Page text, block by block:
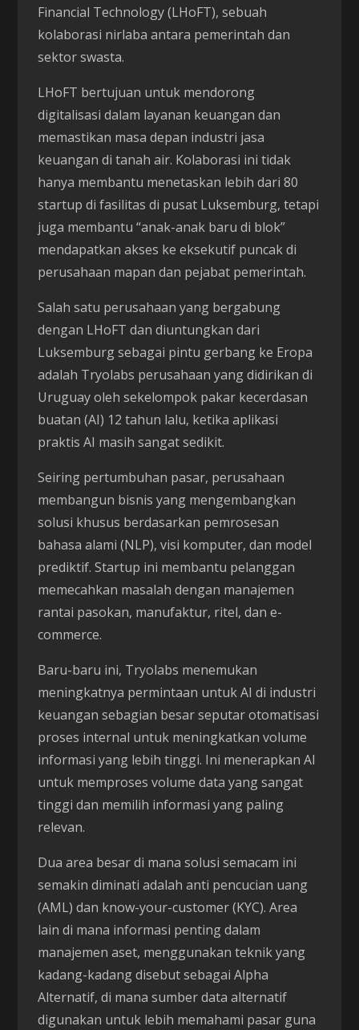
Financial Technology (LHoFT), sebuah
kolaborasi nirlaba antara pemerintah dan
sektor swasta.
LHoFT bertujuan untuk mendorong
digitalisasi dalam layanan keuangan dan
memastikan masa depan industri jasa
keuangan di tanah air. Kolaborasi ini tidak
hanya membantu menetaskan lebih dari 80
startup di fasilitas di pusat Luksemburg, tetapi
juga membantu “anak-anak baru di blok”
mendapatkan akses ke eksekutif puncak di
perusahaan mapan dan pejabat pemerintah.
Salah satu perusahaan yang bergabung
dengan LHoFT dan diuntungkan dari
Luksemburg sebagai pintu gerbang ke Eropa
adalah Tryolabs perusahaan yang didirikan di
Uruguay oleh sekelompok pakar kecerdasan
buatan (AI) 12 tahun lalu, ketika aplikasi
praktis AI masih sangat sedikit.
Seiring pertumbuhan pasar, perusahaan
membangun bisnis yang mengembangkan
solusi khusus berdasarkan pemrosesan
bahasa alami (NLP), visi komputer, dan model
prediktif. Startup ini membantu pelanggan
memecahkan masalah dengan manajemen
rantai pasokan, manufaktur, ritel, dan e-
commerce.
Baru-baru ini, Tryolabs menemukan
meningkatnya permintaan untuk AI di industri
keuangan sebagian besar seputar otomatisasi
proses internal untuk meningkatkan volume
informasi yang lebih tinggi. Ini menerapkan AI
untuk memproses volume data yang sangat
tinggi dan memilih informasi yang paling
relevan.
Dua area besar di mana solusi semacam ini
semakin diminati adalah anti pencucian uang
(AML) dan know-your-customer (KYC). Area
lain di mana informasi penting dalam
manajemen aset, menggunakan teknik yang
kadang-kadang disebut sebagai Alpha
Alternatif, di mana sumber data alternatif
digunakan untuk lebih memahami pasar guna